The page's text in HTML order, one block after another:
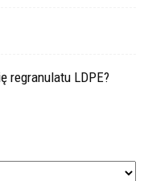
regranulatu LDPE?